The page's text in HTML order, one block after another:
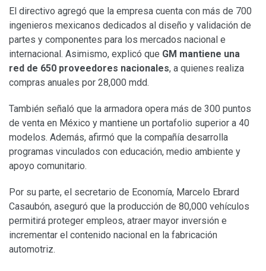
El directivo agregó que la empresa cuenta con más de 700
ingenieros mexicanos dedicados al diseño y validación de
partes y componentes para los mercados nacional e
internacional. Asimismo, explicó que GM mantiene una
red de 650 proveedores nacionales, a quienes realiza
compras anuales por 28,000 mdd.
También señaló que la armadora opera más de 300 puntos
de venta en México y mantiene un portafolio superior a 40
modelos. Además, afirmó que la compañía desarrolla
programas vinculados con educación, medio ambiente y
apoyo comunitario.
Por su parte, el secretario de Economía, Marcelo Ebrard
Casaubón, aseguró que la producción de 80,000 vehículos
permitirá proteger empleos, atraer mayor inversión e
incrementar el contenido nacional en la fabricación
automotriz.